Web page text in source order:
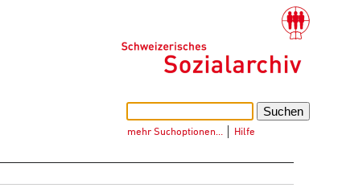
mehr Suchoptionen… Hilfe